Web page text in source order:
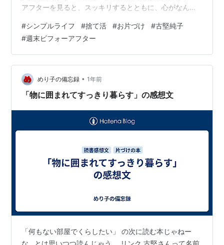
アフターを見ると、スッキリするとともに、心がなんだ
ゾーン」 私のとってのゴールデンゾーンは、シンク向か
い合わせになっている「キッチン収納棚」の一番上の引
き出し✨ キッチン滞在時間長すぎて椅子を設置したらか
なり快適です😂 一番上の引き出しには、右側の大スペー
スに外出後にカバンから取り出すお財布や、メガネや、
予備の現金や診察券や会員証を入れた…
#シンプルライフ #捨て活 #お片づけ #古堅純子
#週末ビフォーアフター
めり子の備忘録 • 1年前
「物に囲まれてすっきり暮らす」の感想文
「何もない部屋でくらしたい」 の次に読む本じゃねー
な…とは思いつつ読んじゃう。 リンク 古堅さんって名前